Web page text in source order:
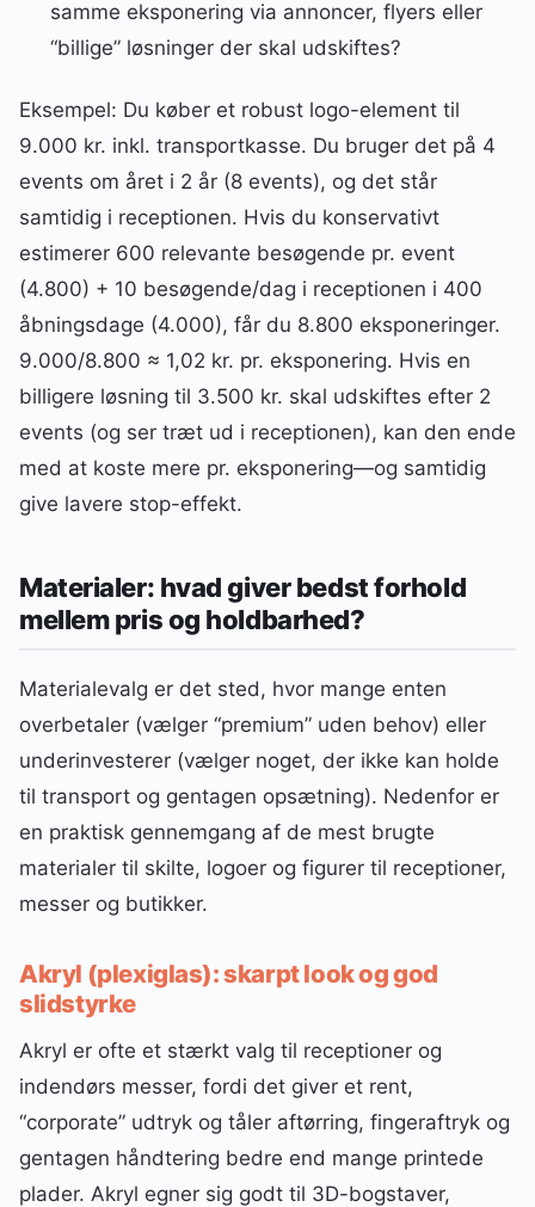
samme eksponering via annoncer, flyers eller
“billige” løsninger der skal udskiftes?
Eksempel: Du køber et robust logo-element til
9.000 kr. inkl. transportkasse. Du bruger det på 4
events om året i 2 år (8 events), og det står
samtidig i receptionen. Hvis du konservativt
estimerer 600 relevante besøgende pr. event
(4.800) + 10 besøgende/dag i receptionen i 400
åbningsdage (4.000), får du 8.800 eksponeringer.
9.000/8.800 ≈ 1,02 kr. pr. eksponering. Hvis en
billigere løsning til 3.500 kr. skal udskiftes efter 2
events (og ser træt ud i receptionen), kan den ende
med at koste mere pr. eksponering—og samtidig
give lavere stop-effekt.
Materialer: hvad giver bedst forhold
mellem pris og holdbarhed?
Materialevalg er det sted, hvor mange enten
overbetaler (vælger “premium” uden behov) eller
underinvesterer (vælger noget, der ikke kan holde
til transport og gentagen opsætning). Nedenfor er
en praktisk gennemgang af de mest brugte
materialer til skilte, logoer og figurer til receptioner,
messer og butikker.
Akryl (plexiglas): skarpt look og god
slidstyrke
Akryl er ofte et stærkt valg til receptioner og
indendørs messer, fordi det giver et rent,
“corporate” udtryk og tåler aftørring, fingeraftryk og
gentagen håndtering bedre end mange printede
plader. Akryl egner sig godt til 3D-bogstaver,